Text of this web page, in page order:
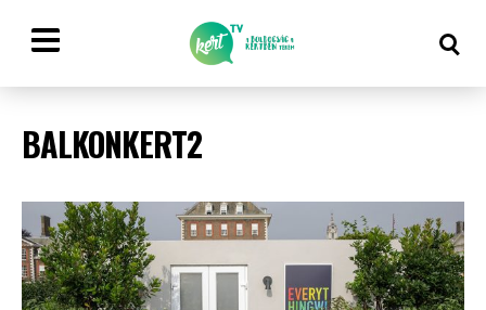
BALKONKERT2